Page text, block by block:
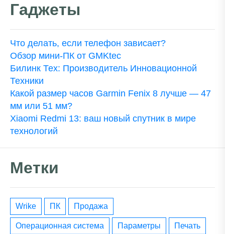
Гаджеты
Что делать, если телефон зависает?
Обзор мини-ПК от GMKtec
Билинк Тех: Производитель Инновационной
Техники
Какой размер часов Garmin Fenix 8 лучше — 47
мм или 51 мм?
Xiaomi Redmi 13: ваш новый спутник в мире
технологий
Метки
wrike ПК Продажа
операционная система параметры печать